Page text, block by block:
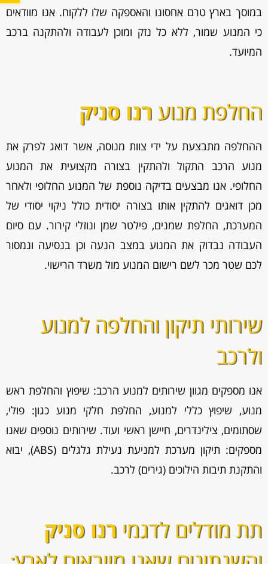
במוסך בארץ טרם אחסונו והאספקה שלו ללקוח. אנו מוודאים
כי המנוע שמור, ללא כל נזק ומוכן לעבודה ולהתקנה ברכב
המיועד.
החלפת מנוע רנו סניק
ההחלפה מתבצעת על ידי צוות מנוסה, אשר דואג לפרק את
מנוע הרכב התקול ולהתקין בצורה מקצועית את המנוע
החלופי. אנו מבצעים בדיקה נוספת של המנוע החלופי ולאחר
מכן דואגים להתקין אותו בצורה יסודית כולל ניקוי יסודי של
המערכת, החלפת שמנים, פילטר שמן ונוזלי קירור. עם סיום
העבודה נבדוק את המנוע במצב הנעה וכן בנסיעה ונמסור
לכם שטר מכר לשם רישום המנוע מול משרד הרישוי.
שירותי תיקון והחלפה למנוע
ולרכב
אנו מספקים מגוון שירותים למנוע הרכב: שיפוץ והחלפת ראש
מנוע, שיפוץ כללי למנוע, החלפת חלקי מנוע כגון: פולי,
שסתומים, צילינדרים, חיישן ראשי ועוד. שירותים נוספים שאנו
מספקים: תיקון מערכת למניעת נעילת גלגלים (ABS), יבוא
והתקנת תיבות הילוכים (גירים) לרכב.
תת מודלים לדגמי רנו סניק